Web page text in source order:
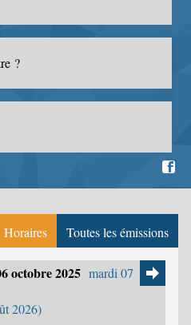
?
Horaires Toutes les émissions
mardi 07
octobre 2025
2026)